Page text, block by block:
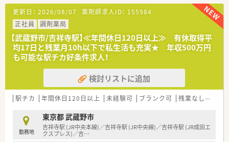
【募集背景と求める人物像について】
■地域の患者様へのサービスを維持するための、欠員補充による
正社員募集となります。
■スキルや経験よりも、誠実で真面目なお人柄を最も重視した採
用を行っています。
■調剤未経験の方を歓迎しており、素直に知識を吸収できる方を
求めております。
【勤務実態について】
■会社全体の月平均残業時間は10時間以内と、ワークライフバ
ランスを保ちやすいです。
かり休める環境です。
■休日は希望の曜日で固定することも可能で、プライベートの予
定が立てやすいです。
更新日： 2026/08/07 薬剤師求人ID： 155984
正社員
調剤薬局
【武蔵野市/吉祥寺駅】≪年間休日120日以上≫ 有休取得平
均17日と残業月10h以下で私生活も充実★ 年収500万円
も可能な駅チカ好条件求人！
検討リストに追加
駅チカ 年間休日120日以上 未経験可 ブランク可 残業なし(ほぼなし含む)
勤務地
東京都 武蔵野市
吉祥寺駅 (JR中央本線)／吉祥寺駅 (JR中央線)／吉祥寺駅 (JR成田エ
クスプレス)／吉…